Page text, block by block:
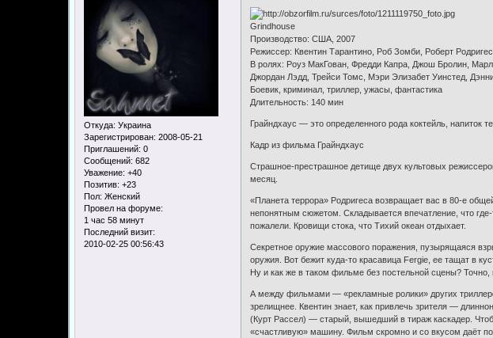
Откуда: Украина
Зарегистрирован: 2008-05-21
Приглашений: 0
Сообщений: 682
Уважение: +40
Позитив: +23
Пол: Женский
Провел на форуме:
1 час 58 минут
Последний визит:
2010-02-25 00:56:43
Grindhouse
Производство: США, 2007
Режиссер: Квентин Тарантино, Роб Зомби, Роберт
В ролях: Роуз МакГован, Фредди Капра, Джош Бролин,
Джордан Лэдд, Трейси Томс, Мэри Элизабет Уинстед,
Боевик, криминал, триллер, ужасы, фантастика
Длительность: 140 мин
Грайндхаус — это определенного рода коктейль, напиток
Кадр из фильма Грайндхаус
Страшное-престрашное детище двух культовых
месяц.
«Планета террора» Родригеса возвращает вас в 80-е
непонятным сюжетом. Складывается впечатление, что
пожалели. Кровищи стока, что Тихий океан отдыхает.
Секретное оружие массового поражения, пузырящаяся
оружия. Вот бежит куда-то красавица Fergie, ее тащат в
Ну и как же в таком фильме без постельной сцены?
А между фильмами — «рекламные ролики» других
зрелищнее. Квентин знает, как привлечь зрителя —
(Курт Рассел) — старый, вышедший в тираж каскадер.
«счастливую» машину. Фильм скромно и со вкусом даёт